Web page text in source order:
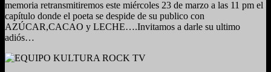
memoria retransmitiremos este miércoles 23 de marzo a las 11 pm el
capítulo donde el poeta se despide de su publico con
AZÚCAR,CACAO y LECHE….Invitamos a darle su ultimo
adiós…